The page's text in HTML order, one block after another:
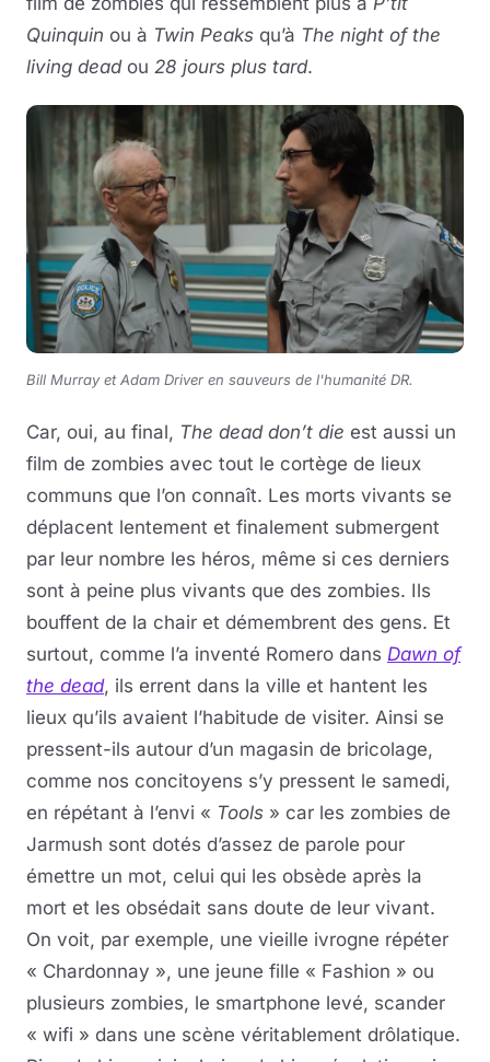
Quinquin ou à Twin Peaks qu’à The night of the
living deadou 28 jours plus tard.
Bill Murray et Adam Driver en sauveurs de l'humanité DR.
Car, oui, au final, The dead don’t die est aussi un
film de zombies avec tout le cortège de lieux
communs que l’on connaît. Les morts vivants se
déplacent lentement et finalement submergent
par leur nombre les héros, même si ces derniers
sont à peine plus vivants que des zombies. Ils
bouffent de la chair et démembrent des gens. Et
surtout, comme l’a inventé Romero dans Dawn of
the dead, ils errent dans la ville et hantent les
lieux qu’ils avaient l’habitude de visiter. Ainsi se
pressent-ils autour d’un magasin de bricolage,
comme nos concitoyens s’y pressent le samedi,
en répétant à l’envi « Tools » car les zombies de
Jarmush sont dotés d’assez de parole pour
émettre un mot, celui qui les obsède après la
mort et les obsédait sans doute de leur vivant.
On voit, par exemple, une vieille ivrogne répéter
« Chardonnay », une jeune fille « Fashion » ou
plusieurs zombies, le smartphone levé, scander
« wifi » dans une scène véritablement drôlatique.